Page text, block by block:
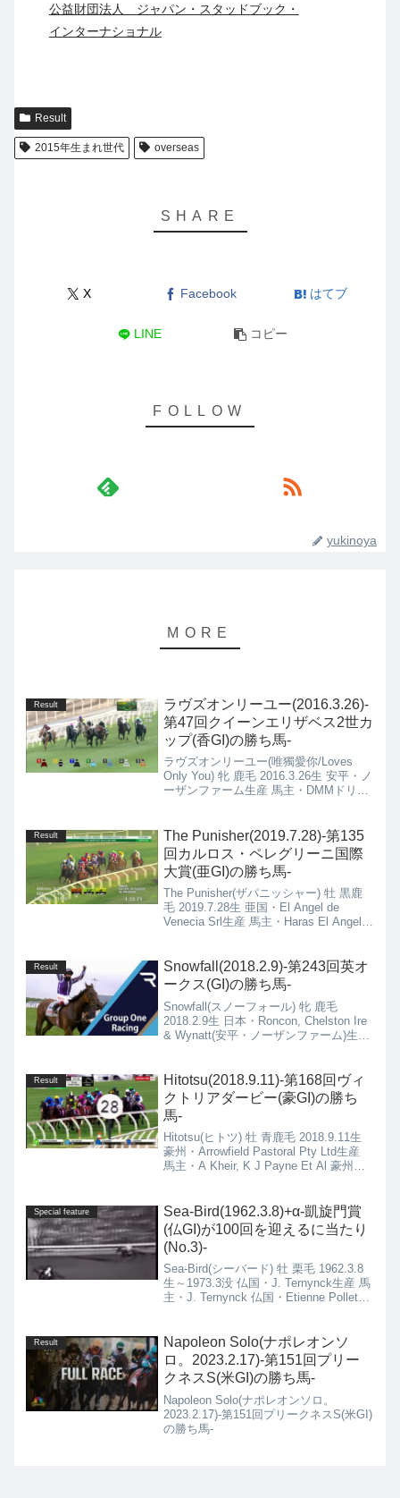
公益財団法人 ジャパン・スタッドブック・
インターナショナル
Result
2015年生まれ世代 overseas
X Facebook はてブ
LINE コピー
yukinoya
Result
ラヴズオンリーユー(2016.3.26)-
第47回クイーンエリザベス2世カ
ップ(香GI)の勝ち馬-
ラヴズオンリーユー(唯獨愛你/Loves
Only You) 牝 鹿毛 2016.3.26生 安平・ノ
ーザンファーム生産 馬主・DMMドリー
Result
The Punisher(2019.7.28)-第135
回カルロス・ペレグリーニ国際
大賞(亜GI)の勝ち馬-
The Punisher(ザパニッシャー) 牡 黒鹿
毛 2019.7.28生 亜国・El Angel de
Venecia Srl生産 馬主・Haras El Angel
Result
Snowfall(2018.2.9)-第243回英オ
ークス(GI)の勝ち馬-
Snowfall(スノーフォール) 牝 鹿毛
2018.2.9生 日本・Roncon, Chelston Ire
& Wynatt(安平・ノーザンファーム)生産
O'Brien厩舎
Result
Hitotsu(2018.9.11)-第168回ヴィ
クトリアダービー(豪GI)の勝ち
馬-
Hitotsu(ヒトツ) 牡 青鹿毛 2018.9.11生
豪州・Arrowfield Pastoral Pty Ltd生産
馬主・A Kheir, K J Payne Et Al 豪州・
Special feature
Sea-Bird(1962.3.8)+α-凱旋門賞
(仏GI)が100回を迎えるに当たり
(No.3)-
Sea-Bird(シーバード) 牡 栗毛 1962.3.8
生～1973.3没 仏国・J. Ternynck生産 馬
主・J. Ternynck 仏国・Etienne Pollet厩
Bieber-Jacobs Stable生産 馬主・Daniel
Wildenstein 仏国・Albert Klimscha厩舎
→ Angel Penna, Sr.厩舎
Result
Napoleon Solo(ナポレオンソ
ロ。2023.2.17)-第151回プリー
クネスS(米GI)の勝ち馬-
Napoleon Solo(ナポレオンソロ。
2023.2.17)-第151回プリークネスS(米GI)
の勝ち馬-